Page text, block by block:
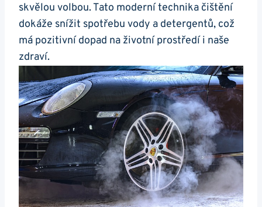
skvělou volbou. Tato moderní technika čištění
dokáže snížit​ spotřebu vody a detergentů, což
má pozitivní ​dopad na životní prostředí i naše
zdraví.